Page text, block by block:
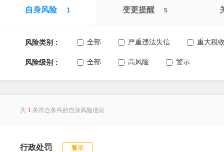
自身风险 1 变更提醒 5
风险类别： 全部 严重违法失信 重大税
风险级别： 全部 高风险 警示
共 1 条符合条件的自身风险信息
行政处罚 警示